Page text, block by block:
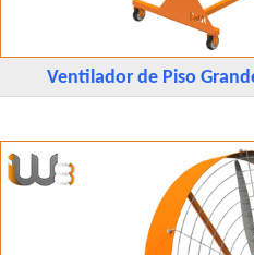
Ventilador de Piso